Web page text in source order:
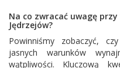
Na co zwracać uwagę
Jędrzejów?
Powinniśmy zobaczyć,
jasnych warunków
wątpliwości. Kluczową